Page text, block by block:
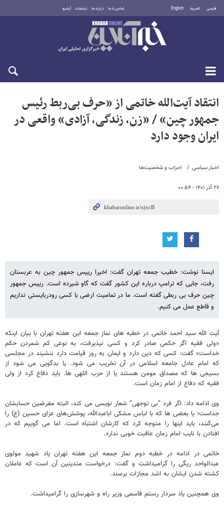
فارسی العربية English تماس با ما درباره ما تبلیغات آرشیو
جمعه ۱۶ مرداد ۱۴۰۵
اخبار سیاسی احزاب و شخصیت‌ها
۲۶ آذر ۱۴۰۱ - ۰۰:۵۴
انتقاد آیت‌الله خاتمی از «حرف بی‌ربط رئیس
جمهور چین» / «زن، زندگی، آزادی» واقعی در
ایران وجود دارد
ایسنا نوشت: خطیب جمعه تهران گفت: اخیرا رییس جمهور چین به عربستان
رفت، جایی که ترامپ درباره این کشور گفت که گاو شیرده است. رییس جمهور
چین حرف بی ربطی گفته است. ما در تمامیت ارضی با کسی رودربایستی نداریم
و قاطع عمل می کنیم.
آیت الله سید احمد خاتمی در خطبه های نماز جمعه این هفته تهران با بیان اینکه
«ولی فقیه اگر حکمی صادر کرد و کسی نپذیرفت، به نوعی کم شمردن حکم
خداست» گفت: کسی که دین دارد و ایمان به روز قیامت دارد ننشیند در مجلسی
که امام عادل جامعه اسلامی در آن تخریب می شود. یا بدگویی می شود از
بسیجی ها که مصداق مومن هستند یا از حزب اللهی ها. باید دفاع کرد از ولی
فقیه که دفاع از امام زمان است.
وی ادامه داد: اگر فرد “بی توجهی” شعار نویسی می کند، البته مغرضین حسابشان
جداست؛ یا بعضی ها که با لباس مشکی اباعبدالله، پوشش‌های عزای حسین (ع) را
می‌کَنند، باید اینها را متوجه کرد که کارشان اشتباه است. اما می گوییم که در
افتادن با نایب امام زمان عاقبت خوبی ندارد.
خاتمی در ادامه در خطبه دوم نماز جمعه این هفته تهران یاد شهید مولوی
عبدالواحد ریگی را گرامیداشت و گفت: درخواست متدینین آن است که عاملان
کشته شدن ایشان به اشد مجازات برسند.
وی همچنین یاد سردار رستم قاسمی وزیر راه و شهرسازی را گرامیداشت.